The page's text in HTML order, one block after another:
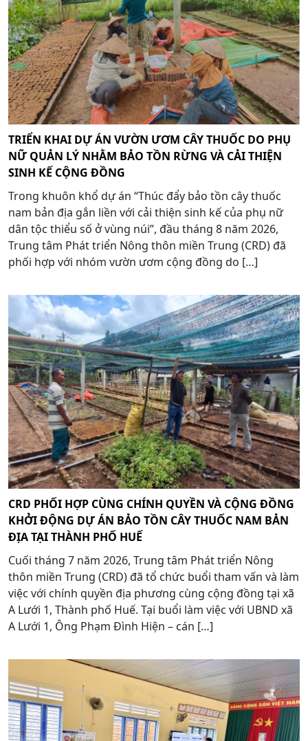
TRIỂN KHAI DỰ ÁN VƯỜN ƯƠM CÂY THUỐC DO PHỤ
NỮ QUẢN LÝ NHẰM BẢO TỒN RỪNG VÀ CẢI THIỆN
SINH KẾ CỘNG ĐỒNG
Trong khuôn khổ dự án “Thúc đẩy bảo tồn cây thuốc
nam bản địa gắn liền với cải thiện sinh kế của phụ nữ
dân tộc thiểu số ở vùng núi”, đầu tháng 8 năm 2026,
Trung tâm Phát triển Nông thôn miền Trung (CRD) đã
phối hợp với nhóm vườn ươm cộng đồng do […]
CRD PHỐI HỢP CÙNG CHÍNH QUYỀN VÀ CỘNG ĐỒNG
KHỞI ĐỘNG DỰ ÁN BẢO TỒN CÂY THUỐC NAM BẢN
ĐỊA TẠI THÀNH PHỐ HUẾ
Cuối tháng 7 năm 2026, Trung tâm Phát triển Nông
thôn miền Trung (CRD) đã tổ chức buổi tham vấn và làm
việc với chính quyền địa phương cùng cộng đồng tại xã
A Lưới 1, Thành phố Huế. Tại buổi làm việc với UBND xã
A Lưới 1, Ông Phạm Đình Hiện – cán […]